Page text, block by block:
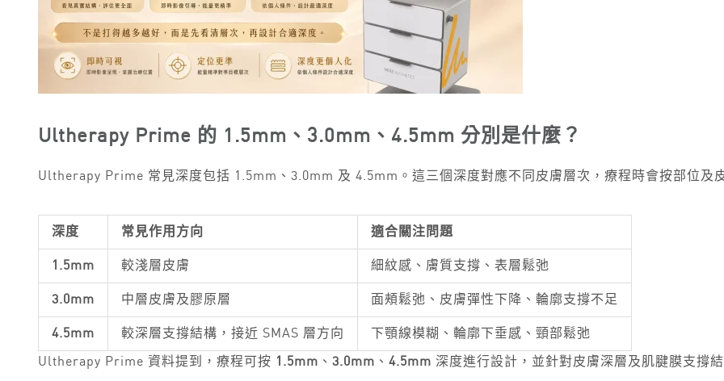
Ultherapy Prime 的 1.5mm、3.0mm、4.5mm 分別是什麼？
Ultherapy Prime 常見深度包括 1.5mm、3.0mm 及 4.5mm。這三個深度對應不同皮膚層次，療程時會按部位及
深度 常見作用方向 適合關注問題
1.5mm 較淺層皮膚 細紋感、膚質支撐、表層鬆弛
3.0mm 中層皮膚及膠原層 面頰鬆弛、皮膚彈性下降、輪廓支撐不足
4.5mm 較深層支撐結構，接近 SMAS 層方向 下顎線模糊、輪廓下垂感、頸部鬆弛
Ultherapy Prime 資料提到，療程可按 1.5mm 、 3.0mm 、 4.5mm 深度進行設計，並針對皮膚深層及肌腱膜支撐